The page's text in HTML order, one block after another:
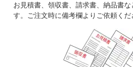
お見積書、領収書、請求書、納品書
す。ご注文時に備考欄よりご依頼くだ